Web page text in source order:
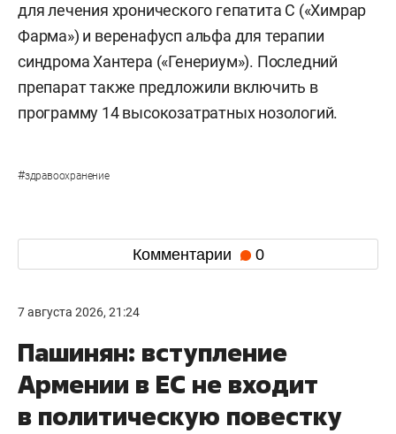
для лечения хронического гепатита С («Химрар
Фарма») и веренафусп альфа для терапии
синдрома Хантера («Генериум»). Последний
препарат также предложили включить в
программу 14 высокозатратных нозологий.
#здравоохранение
Комментарии 0
7 августа 2026, 21:24
Пашинян: вступление
Армении в ЕС не входит
в политическую повестку